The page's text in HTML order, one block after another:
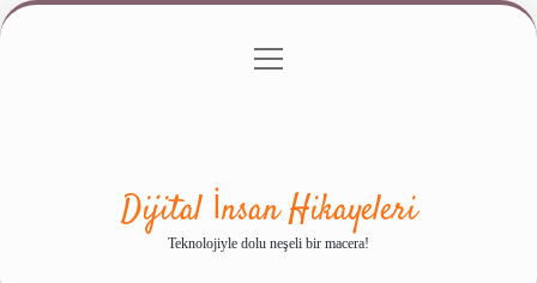
Gizlilik Politikası
menüyü
Dijital İnsan Hikayeleri
Teknolojiyle dolu neşeli bir macera!